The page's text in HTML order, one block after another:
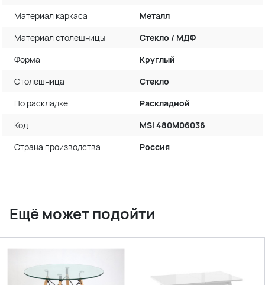
Материал каркаса
Металл
Материал столешницы
Стекло / МДФ
Форма
Круглый
Столешница
Стекло
По раскладке
Раскладной
Код
MSI 480M06036
Страна производства
Россия
Ещё может подойти